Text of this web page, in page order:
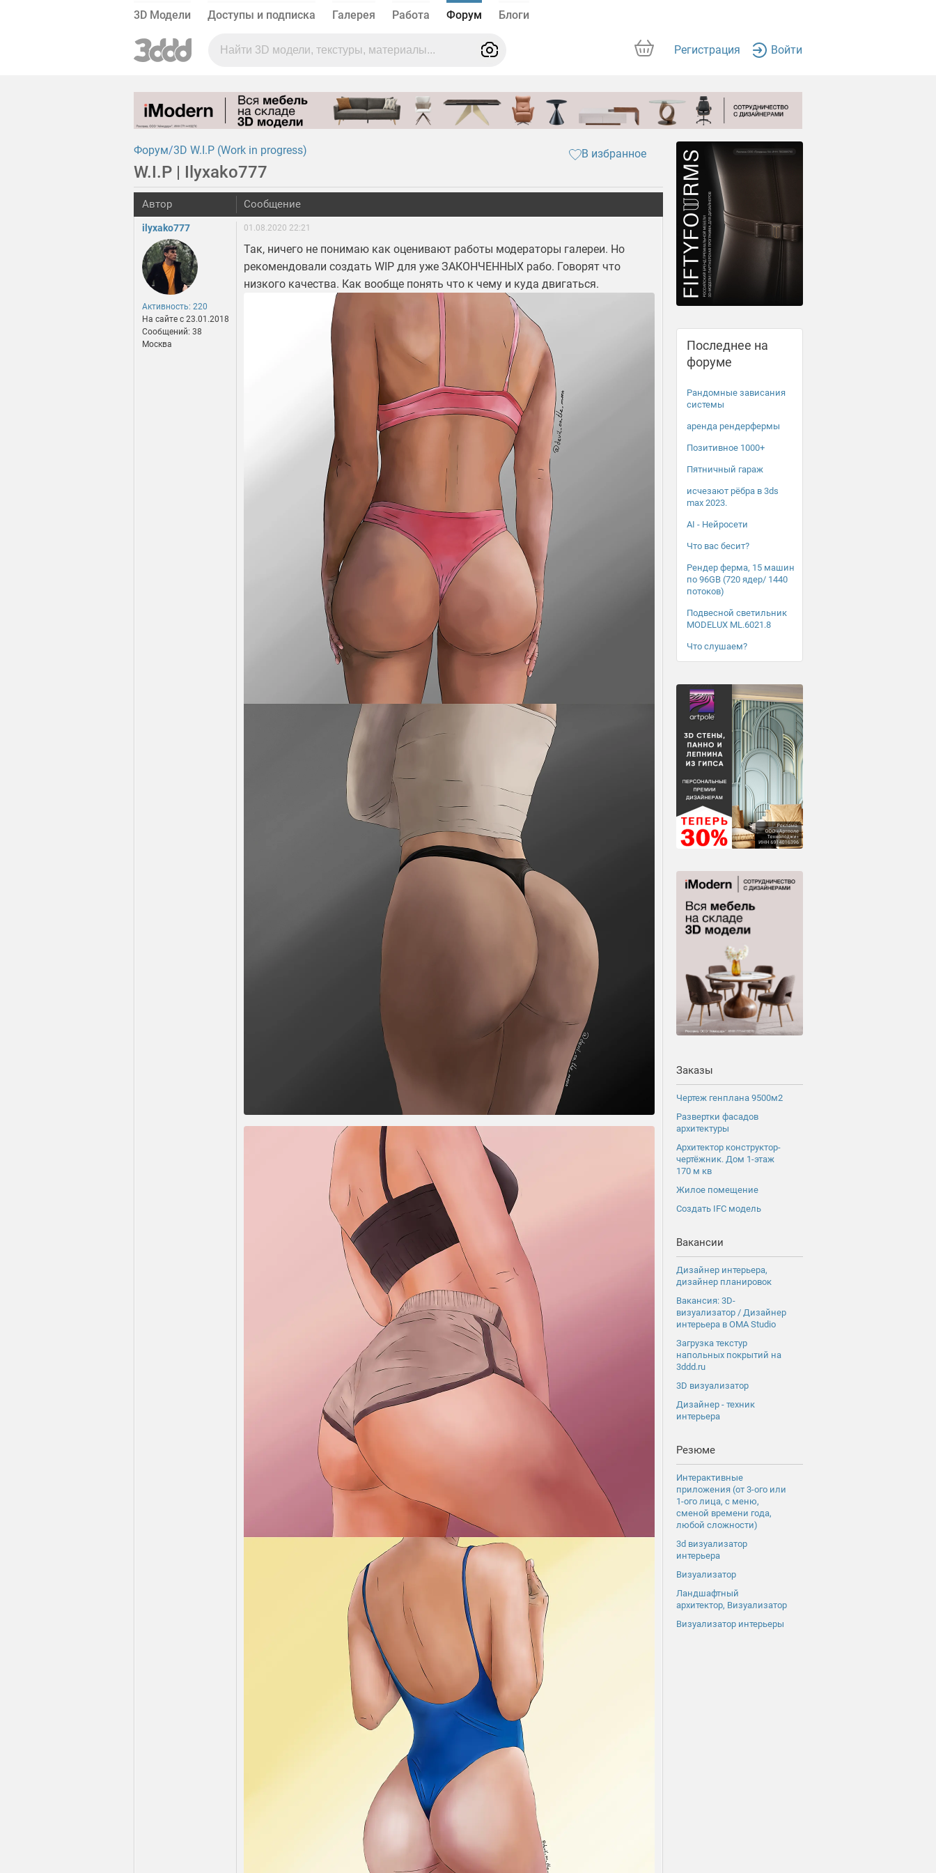
3D Модели Доступы и подписка Галерея Работа Форум Блоги
Регистрация Войти
Форум 3D W.I.P (Work in progress) В избранное
W.I.P | Ilyxako777
Автор Сообщение
ilyxako777
Активность: 220
На сайте c 23.01.2018
Сообщений: 38
Москва
01.08.2020 22:21
Так, ничего не понимаю как оценивают работы модераторы галереи. Но
рекомендовали создать WIP для уже ЗАКОНЧЕННЫХ рабо. Говорят что
низкого качества. Как вообще понять что к чему и куда двигаться.
Последнее на
форуме
Рандомные зависания
системы
аренда рендерфермы
Позитивное 1000+
Пятничный гараж
исчезают рёбра в 3ds
max 2023.
AI - Нейросети
Что вас бесит?
Рендер ферма, 15 машин
по 96GB (720 ядер/ 1440
потоков)
Подвесной светильник
MODELUX ML.6021.8
Что слушаем?
Заказы
Чертеж генплана 9500м2
Развертки фасадов
архитектуры
Архитектор конструктор-
чертёжник. Дом 1-этаж
170 м кв
Жилое помещение
Создать IFC модель
Вакансии
Дизайнер интерьера,
дизайнер планировок
Вакансия: 3D-
визуализатор / Дизайнер
интерьера в OMA Studio
Загрузка текстур
напольных покрытий на
3ddd.ru
3D визуализатор
Дизайнер - техник
интерьера
Резюме
Интерактивные
приложения (от 3-ого или
1-ого лица, с меню,
сменой времени года,
любой сложности)
3d визуализатор
интерьера
Визуализатор
Ландшафтный
архитектор, Визуализатор
Визуализатор интерьеры